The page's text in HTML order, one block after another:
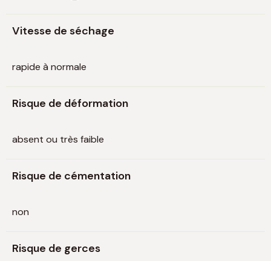
Vitesse de séchage
rapide à normale
Risque de déformation
absent ou très faible
Risque de cémentation
non
Risque de gerces